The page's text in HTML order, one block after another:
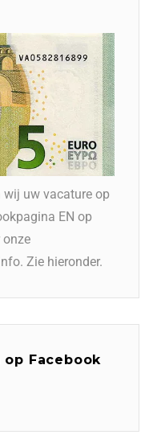
wij uw vacature op
EN op
onze
Zie hieronder.
Facebook